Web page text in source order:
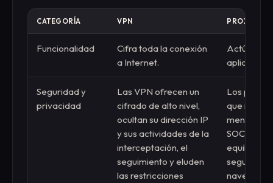
CATEGORÍA VPN PROXY
Funcionalidad
Cifra toda la conexión
a Internet.
Actúa
Seguridad y
privacidad
Las VPN ofrecen un
cifrado de alto nivel,
ocultan su dirección IP
y sus actividades de la
interceptación, el
seguimiento y eluden
las restricciones
Los
que no
menos
SOCKS5
equilibrio